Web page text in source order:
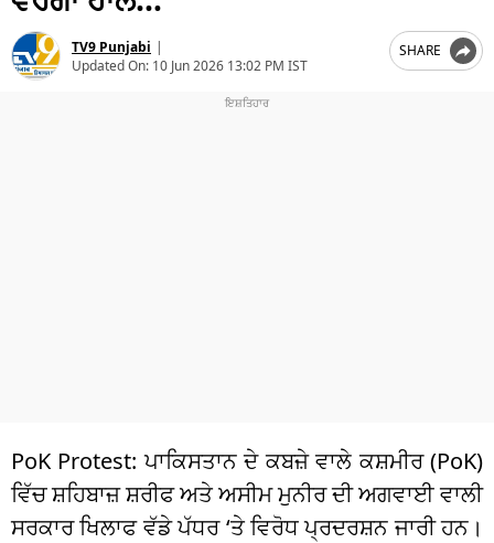
ਦੇਸ਼
ਲਾਈਫ ਸਟਾਈਲ
ਚੋਣਾਂ 2026
TV9 Punjabi |
Updated On: 10 Jun 2026 13:02 PM IST
SHARE
PoK Protest: ਪਾਕਿਸਤਾਨ ਦੇ ਕਬਜ਼ੇ ਵਾਲੇ ਕਸ਼ਮੀਰ (PoK)
ਵਿੱਚ ਸ਼ਹਿਬਾਜ਼ ਸ਼ਰੀਫ ਅਤੇ ਅਸੀਮ ਮੁਨੀਰ ਦੀ ਅਗਵਾਈ ਵਾਲੀ
ਸਰਕਾਰ ਖਿਲਾਫ ਵੱਡੇ ਪੱਧਰ ‘ਤੇ ਵਿਰੋਧ ਪ੍ਰਦਰਸ਼ਨ ਜਾਰੀ ਹਨ।